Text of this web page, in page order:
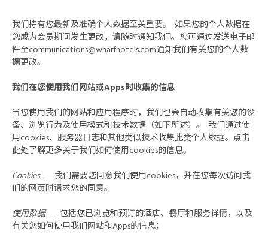
我们持有您最新及准确个人数据至关重要。 如果您的个人数据在
您成为会员期间发生更改，请随时通知我们。您可通过发送电子邮
件至communications@wharfhotels.com通知我们有关您的个人数
据更改。
我们在您使用我们网站或Apps时收集的信息
当您使用我们的网站和应用程序时，我们也会自动收集有关您的设
备、浏览行为及使用模式和技术数据（如下所述）。 我们通过使
用cookies、服务器日志和其他类似技术收集此类个人数据。点击
此处了解更多关于我们如何使用cookies的信息。
Cookies——我们需要您同意我们使用cookies，并在您每次访问我
们的网页时请求您的同意。
使用数据——包括您已浏览和预订的酒店、餐厅和服务详情，以及
有关您如何使用我们网站和Apps的信息；